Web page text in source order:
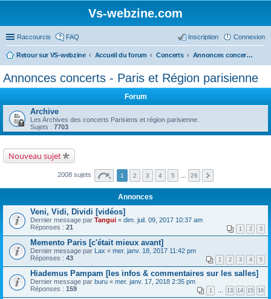
Vs-webzine.com
Raccourcis FAQ Connexion
Inscription
Retour sur VS-webzine Accueil du forum Concerts Annonces concerts - Paris et Région parisienne
Annonces concerts - Paris et Région parisienne
Forum
Archive
Les Archives des concerts Parisiens et région parisienne.
Sujets : 7703
Nouveau sujet
2008 sujets 1 2 3 4 5 26
Annonces
Veni, Vidi, Dividi [vidéos]
Dernier message par Tangui « dim. juil. 09, 2017 10:37 am
Réponses : 21 1 2 3
Memento Paris [c'était mieux avant]
Dernier message par Lax « mer. janv. 18, 2017 11:42 pm
Réponses : 43 1 2 3 4 5
Hiademus Pampam [les infos & commentaires sur les salles]
Dernier message par buru « mer. janv. 17, 2018 2:35 pm
Réponses : 159 1 … 13 14 15 16